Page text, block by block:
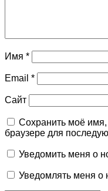
Имя *
Email *
Сайт
Сохранить моё имя,
браузере для
Уведомить меня о
Уведомлять меня о